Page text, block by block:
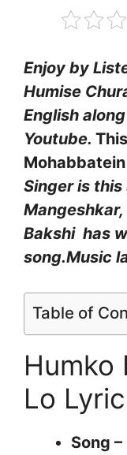
Enjoy by
Humise
English
Youtube.
Singer is this
Bakshi has
song.Music
Table of
Humko
Lo
Song